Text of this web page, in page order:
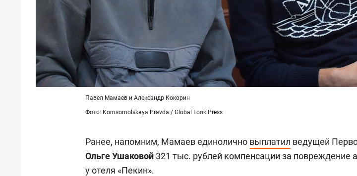
Павел Мамаев и Александр Кокорин
Фото: Komsomolskaya Pravda / Global Look Press
Ранее, напомним, Мамаев единолично выплатил ведущей
Ольге Ушаковой 321 тыс. рублей компенсации за повреждение
у отеля «Пекин».